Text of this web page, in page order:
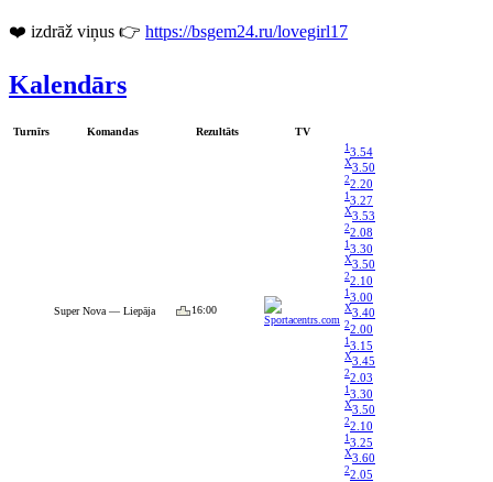
❤️ izdrāž viņus 👉 https://bsgem24.ru/lovegirl17
Kalendārs
Turnīrs Komandas Rezultāts TV
Super Nova — Liepāja 16:00
13.54
X3.50
22.20
13.27
X3.53
22.08
13.30
X3.50
22.10
13.00
X3.40
22.00
13.15
X3.45
22.03
1 3.30
X3.50
22.10
1 3.25
X3.60
22.05